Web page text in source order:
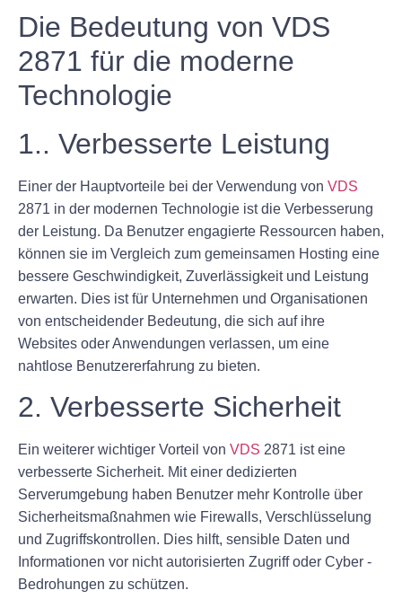
Die Bedeutung von VDS
2871 für die moderne
Technologie
1.. Verbesserte Leistung
Einer der Hauptvorteile bei der Verwendung von VDS
2871 in der modernen Technologie ist die Verbesserung
der Leistung. Da Benutzer engagierte Ressourcen haben,
können sie im Vergleich zum gemeinsamen Hosting eine
bessere Geschwindigkeit, Zuverlässigkeit und Leistung
erwarten. Dies ist für Unternehmen und Organisationen
von entscheidender Bedeutung, die sich auf ihre
Websites oder Anwendungen verlassen, um eine
nahtlose Benutzererfahrung zu bieten.
2. Verbesserte Sicherheit
Ein weiterer wichtiger Vorteil von VDS 2871 ist eine
verbesserte Sicherheit. Mit einer dedizierten
Serverumgebung haben Benutzer mehr Kontrolle über
Sicherheitsmaßnahmen wie Firewalls, Verschlüsselung
und Zugriffskontrollen. Dies hilft, sensible Daten und
Informationen vor nicht autorisierten Zugriff oder Cyber ​​-
Bedrohungen zu schützen.